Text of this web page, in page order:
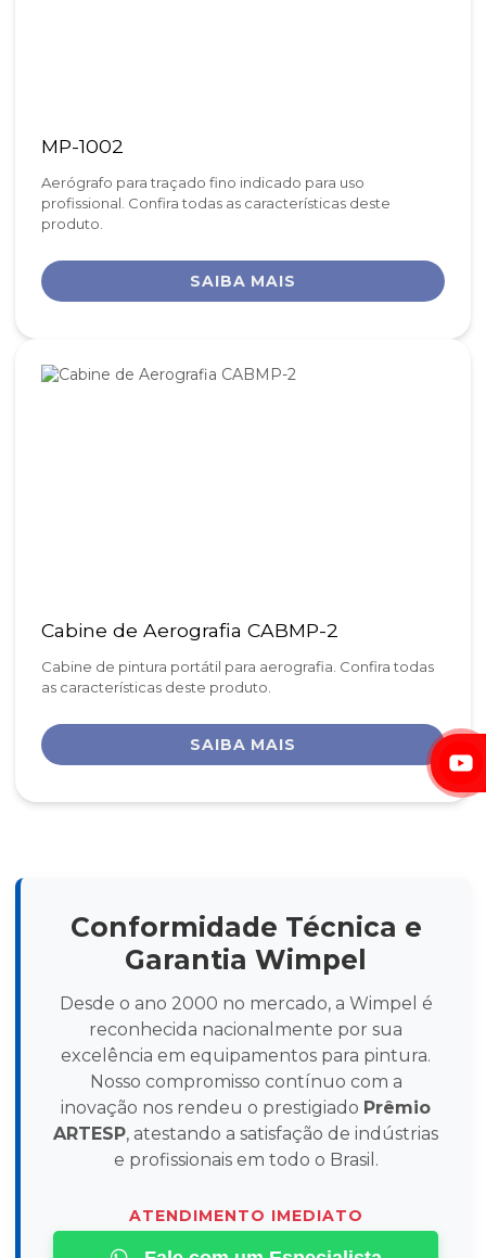
MP-1002
Aerógrafo para traçado fino indicado para uso
profissional. Confira todas as características deste
produto.
SAIBA MAIS
Cabine de Aerografia CABMP-2
Cabine de pintura portátil para aerografia. Confira todas
as características deste produto.
SAIBA MAIS
Conformidade Técnica e
Garantia Wimpel
Desde o ano 2000 no mercado, a Wimpel é
reconhecida nacionalmente por sua
excelência em equipamentos para pintura.
Nosso compromisso contínuo com a
inovação nos rendeu o prestigiado Prêmio
ARTESP, atestando a satisfação de indústrias
e profissionais em todo o Brasil.
ATENDIMENTO IMEDIATO